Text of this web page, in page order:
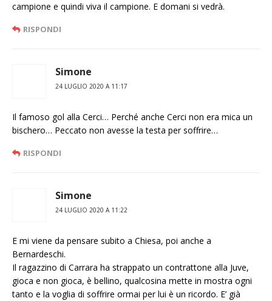
campione e quindi viva il campione. E domani si vedrà.
RISPONDI
Simone
24 LUGLIO 2020 A 11:17
Il famoso gol alla Cerci… Perché anche Cerci non era mica un
bischero… Peccato non avesse la testa per soffrire…
RISPONDI
Simone
24 LUGLIO 2020 A 11:22
E mi viene da pensare subito a Chiesa, poi anche a
Bernardeschi.
Il ragazzino di Carrara ha strappato un contrattone alla Juve,
gioca e non gioca, è bellino, qualcosina mette in mostra ogni
tanto e la voglia di soffrire ormai per lui è un ricordo. E’ già